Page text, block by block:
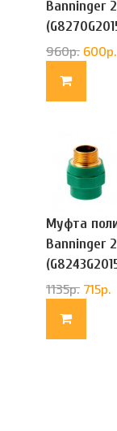
Banninger
960р. 600р.
Муфта
Banninger
1135р. 715р.